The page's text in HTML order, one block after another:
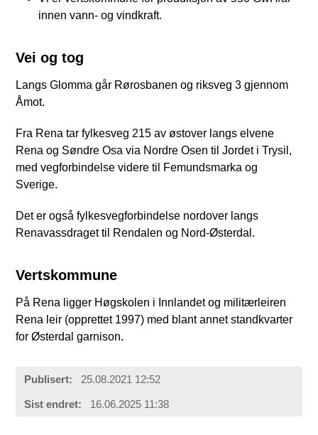
innen vann- og vindkraft.
Vei og tog
Langs Glomma går Rørosbanen og riksveg 3 gjennom
Åmot.
Fra Rena tar fylkesveg 215 av østover langs elvene
Rena og Søndre Osa via Nordre Osen til Jordet i Trysil,
med vegforbindelse videre til Femundsmarka og
Sverige.
Det er også fylkesvegforbindelse nordover langs
Renavassdraget til Rendalen og Nord-Østerdal.
Vertskommune
På Rena ligger Høgskolen i Innlandet og militærleiren
Rena leir (opprettet 1997) med blant annet standkvarter
for Østerdal garnison.
Publisert 25.08.2021 12:52
Sist endret 16.06.2025 11:38